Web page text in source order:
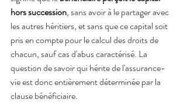
hors succession, sans avoir à le partager avec
les autres héritiers, et sans que ce capital soit
pris en compte pour le calcul des droits de
chacun, sauf cas d'abus caractérisé. La
question de savoir qui hérite de l'assurance-
vie est donc entièrement déterminée par la
clause bénéficiaire.